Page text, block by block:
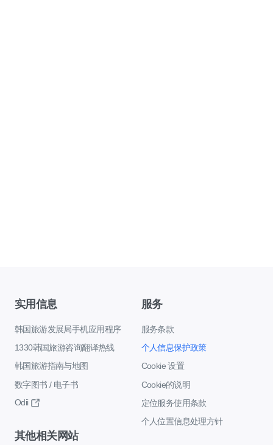
实用信息
韩国旅游发展局手机应用程序
1330韩国旅游咨询翻译热线
韩国旅游指南与地图
数字图书 / 电子书
Odii
服务
服务条款
个人信息保护政策
Cookie 设置
Cookie的说明
定位服务使用条款
个人位置信息处理方针
其他相关网站